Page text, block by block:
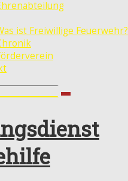
ist Freiwillige Feuerwehr?